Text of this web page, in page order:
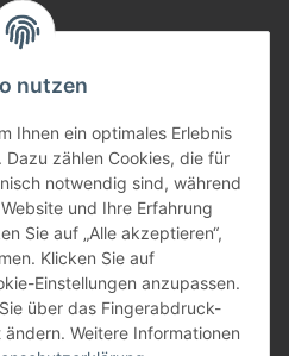
nutzen
Ihnen ein optimales Erlebnis
zählen Cookies, die für
notwendig sind, während
und Ihre Erfahrung
Sie auf „Alle akzeptieren“,
Klicken Sie auf
Einstellungen anzupassen.
über das Fingerabdruck-
Weitere Informationen